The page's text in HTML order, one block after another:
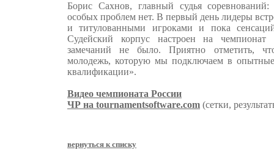
Борис Сахнов, главный судья
особых проблем нет. В первый день лидеры
и титулованными игроками и пока
Судейский корпус настроен на
замечаний не было. Приятно отметить,
молодежь, которую мы подключаем в
квалификации».
Видео чемпионата России
ЧР на tournamentsoftware.com (сетки,
вернуться к списку